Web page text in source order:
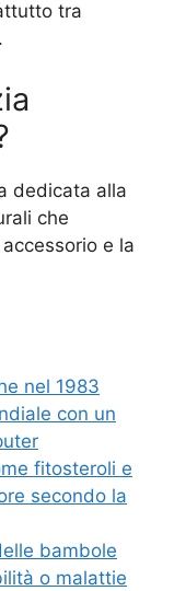
tra
dedicata alla
che
e la
nel 1983
con un
fitosteroli e
secondo la
bambole
o malattie